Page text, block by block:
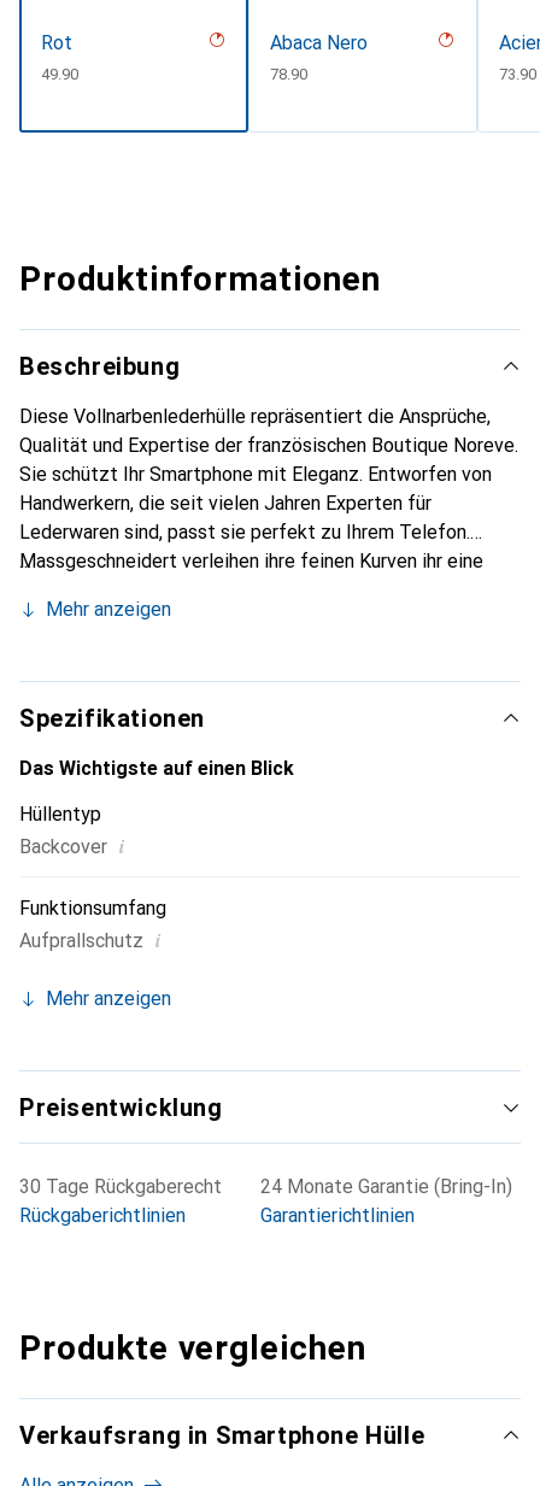
Rot
CHF
49.90
Abaca Nero
CHF
78.90 CHF
73.90
Produktinformationen
Beschreibung
Diese Vollnarbenlederhülle repräsentiert die Ansprüche,
Qualität und Expertise der französischen Boutique Noreve.
Sie schützt Ihr Smartphone mit Eleganz. Entworfen von
Handwerkern, die seit vielen Jahren Experten für
Lederwaren sind, passt sie perfekt zu Ihrem Telefon.
Massgeschneidert verleihen ihre feinen Kurven ihr eine
unverzichtbaren Accessoire für Ihr Smartphone.
die Marke Noreve eine zuverlässige Wahl für eine
anspruchsvolle Kundschaft.
Mehr anzeigen
Spezifikationen
Das Wichtigste auf einen Blick
Hüllentyp
Backcover i
Funktionsumfang
Aufprallschutz i
Mehr anzeigen
Preisentwicklung
30 Tage Rückgaberecht
Rückgaberichtlinien
24 Monate Garantie (Bring-In)
Garantierichtlinien
Produkte vergleichen
Verkaufsrang in Smartphone Hülle